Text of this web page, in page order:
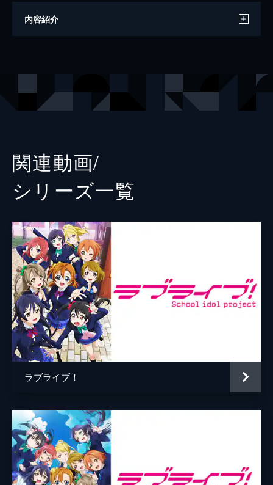
作画
レーベル 電撃コミックス
内容紹介
関連動画/
シリーズ⼀覧
ラブライブ！